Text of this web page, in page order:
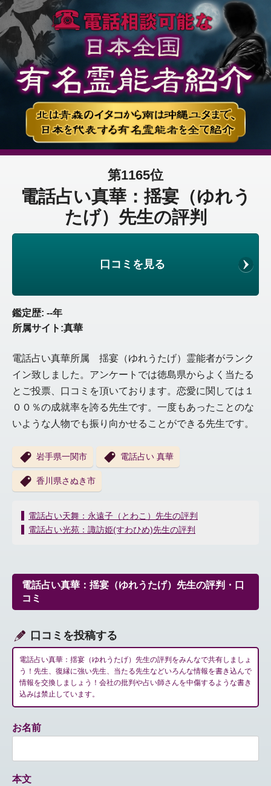
第1165位
電話占い真華：揺宴（ゆれう
たげ）先生の評判
口コミを見る
鑑定歴: --年
所属サイト:真華
電話占い真華所属 揺宴（ゆれうたげ）霊能者がランク
イン致しました。アンケートでは徳島県からよく当たる
とご投票、口コミを頂いております。恋愛に関しては１
００％の成就率を誇る先生です。一度もあったことのな
いような人物でも振り向かせることができる先生です。
岩手県一関市 電話占い 真華
香川県さぬき市
投
稿
ー
シ
電話占い天舞：永遠子（とわこ）先生の評判
電話占い光苑：諏訪姫(すわひめ)先生の評判
電話占い真華：揺宴（ゆれうたげ）先生の評判・口
コミ
口コミを投稿する
電話占い真華：揺宴（ゆれうたげ）先生の評判をみんなで共有しましょ
う！先生、復縁に強い先生、当たる先生などいろんな情報を書き込んで
情報を交換しましょう！会社の批判や占い師さんを中傷するような書き
込みは禁止しています。
お名前
本文